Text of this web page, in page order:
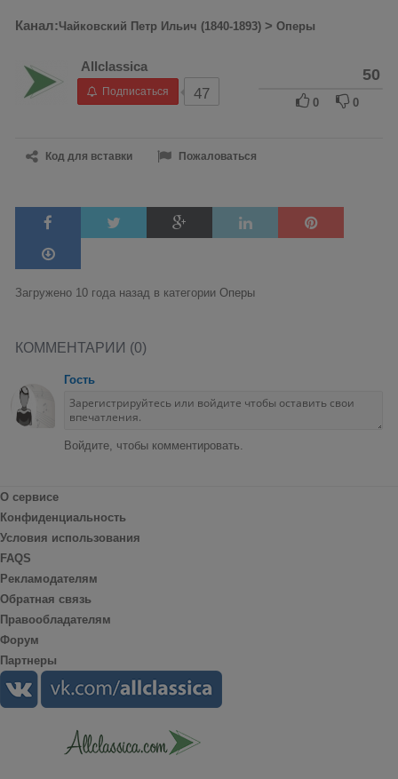
Канал:Чайковский Петр Ильич (1840-1893) > Оперы
Allclassica
Подписаться 47
50
0 0
Код для вставки Пожаловаться
Загружено 10 года назад в категории Оперы
КОММЕНТАРИИ (0)
Гость
Войдите, чтобы комментировать.
О сервисе
Конфиденциальность
Условия использования
FAQS
Рекламодателям
Обратная связь
Правообладателям
Форум
Партнеры